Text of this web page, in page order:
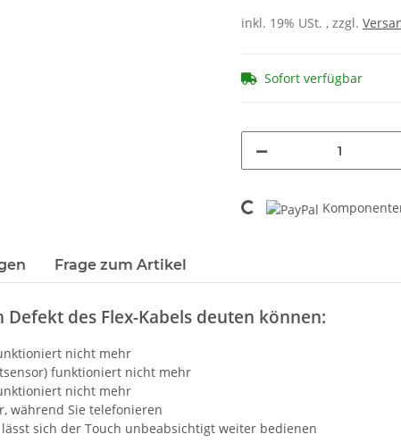
inkl. 19% USt. , zzgl.
Sofort verfügbar
Loading...
Frage zum Artikel
des Flex-Kabels deuten können:
nicht mehr
funktioniert nicht mehr
nicht mehr
während Sie telefonieren
sich der Touch unbeabsichtigt weiter bedienen